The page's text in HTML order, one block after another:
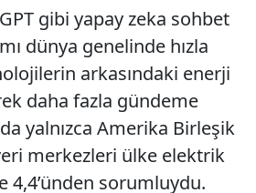
gibi yapay zeka sohbet
dünya genelinde hızla
arkasındaki enerji
daha fazla gündeme
yalnızca Amerika Birleşik
merkezleri ülke elektrik
4,4’ünden sorumluydu.